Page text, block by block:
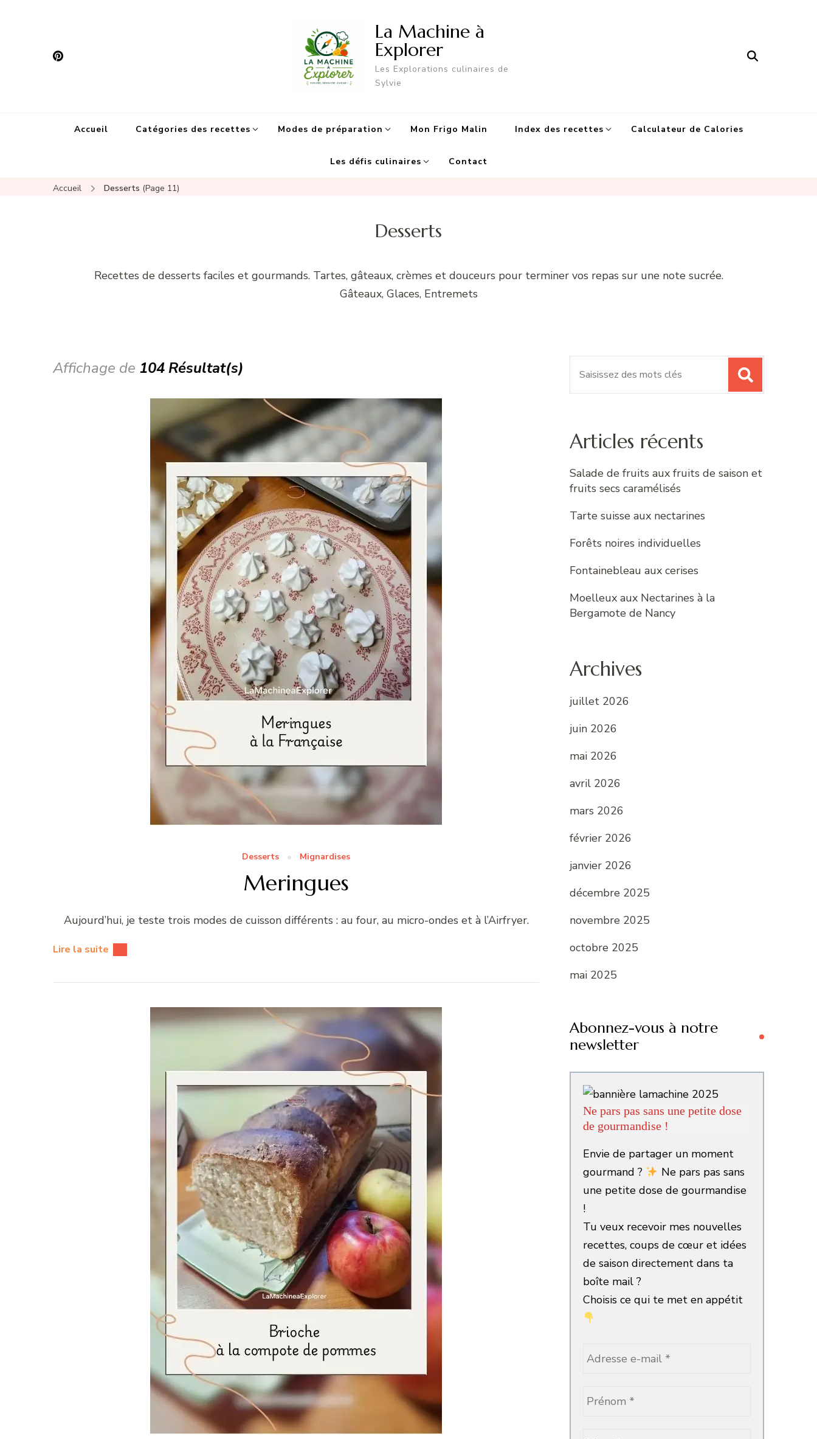
La Machine à
Explorer
Les Explorations culinaires de
Sylvie
Accueil Catégories des recettes Modes de préparation Mon Frigo Malin Index des recettes Calculateur de Calories
Les défis culinaires Contact
Accueil Desserts (Page 11)
Desserts
Recettes de desserts faciles et gourmands. Tartes, gâteaux, crèmes et douceurs pour terminer vos repas sur une note sucrée.
Gâteaux, Glaces, Entremets
Affichage de 104 Résultat(s)
Desserts Mignardises
Meringues
Aujourd’hui, je teste trois modes de cuisson différents : au four, au micro-ondes et à l’Airfryer.
Lire la suite
Articles récents
Salade de fruits aux fruits de saison et
fruits secs caramélisés
Tarte suisse aux nectarines
Forêts noires individuelles
Fontainebleau aux cerises
Moelleux aux Nectarines à la
Bergamote de Nancy
Archives
juillet 2026
juin 2026
mai 2026
avril 2026
mars 2026
février 2026
janvier 2026
décembre 2025
novembre 2025
octobre 2025
mai 2025
Abonnez-vous à notre
newsletter
Ne pars pas sans une petite dose
de gourmandise !
Envie de partager un moment
gourmand ?
Ne pars pas sans
une petite dose de gourmandise
!
Tu veux recevoir mes nouvelles
recettes, coups de cœur et idées
de saison directement dans ta
boîte mail ?
Choisis ce qui te met en appétit